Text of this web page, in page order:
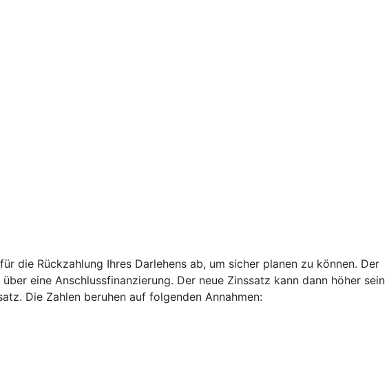
die Rückzahlung Ihres Darlehens ab, um sicher planen zu können. Der
eine Anschlussfinanzierung. Der neue Zinssatz kann dann höher sein
Die Zahlen beruhen auf folgenden Annahmen: